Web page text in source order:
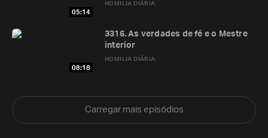
05:14
HOMILIA DIÁRIA
08:18
HOMILIA DIÁRIA
3316. As verdades de fé e o Mestre
interior
Carregar mais episódios